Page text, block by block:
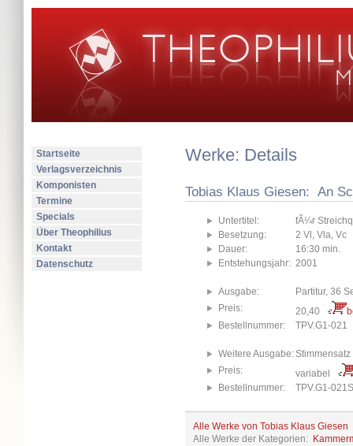
Startseite
Verlagsverzeichnis
Komponisten
Termine
Specials
Über Theophilius
Kontakt
Datenschutz
Werke: Details
Tobias Klaus Giesen: An
Untertitel:
fÃ¼r
Besetzung:
2 Vl, Vla, Vc
Dauer:
16:30 min.
Entstehungsjahr: 2001
Ausgabe:
Partitur, 36
Preis:
20,40
Bestellnummer:
TPV.G1-021
Weitere Ausgabe:Stimmensatz
Preis:
variabel
Bestellnummer:
TPV.G1-021S
Alle Werke von Tobias Klaus Giesen
Alle Werke der Kategorien: